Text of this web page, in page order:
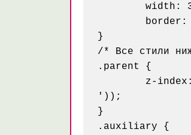
}
/* Все стили
.parent {
z-
'));
}
.auxiliary {